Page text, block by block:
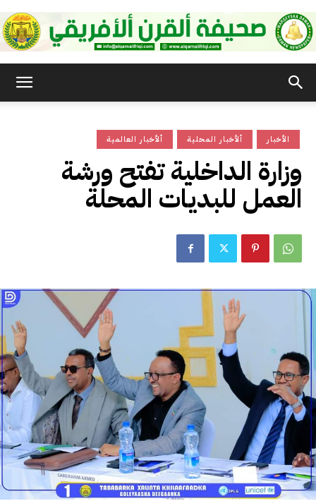
القرن
الأفريقي
ألأخبار العالمية ألأخبار المحلية الأخبار
وزارة الداخلية تفتح ورشة
العمل للبديات المحلة